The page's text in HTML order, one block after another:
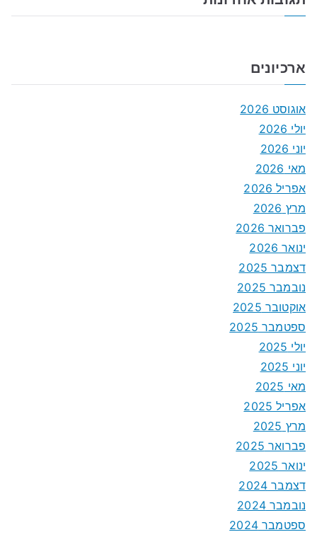
ארכיונים
אוגוסט 2026
יולי 2026
יוני 2026
מאי 2026
אפריל 2026
מרץ 2026
פברואר 2026
ינואר 2026
דצמבר 2025
נובמבר 2025
אוקטובר 2025
ספטמבר 2025
יולי 2025
יוני 2025
מאי 2025
אפריל 2025
מרץ 2025
פברואר 2025
ינואר 2025
דצמבר 2024
נובמבר 2024
ספטמבר 2024